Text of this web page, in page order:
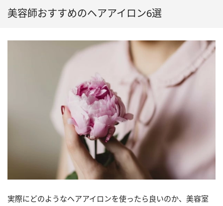
美容師おすすめのヘアアイロン6選
実際にどのようなヘアアイロンを使ったら良いのか、美容室